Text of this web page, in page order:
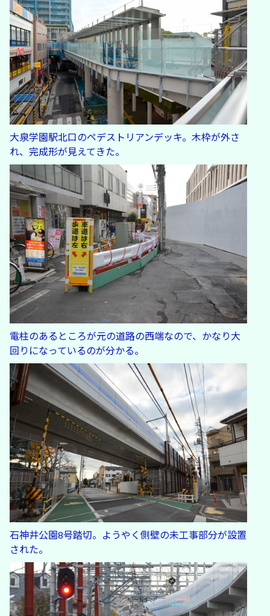
大泉学園駅北口のペデストリアンデッキ。木枠が外さ
れ、完成形が見えてきた。
電柱のあるところが元の道路の西端なので、かなり大
回りになっているのが分かる。
石神井公園8号踏切。ようやく側壁の未工事部分が設置
された。